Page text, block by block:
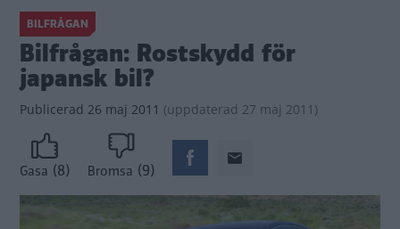
BILFRÅGAN
Bilfrågan: Rostskydd för
japansk bil?
Publicerad 26 maj 2011 (uppdaterad 27 maj 2011)
Gasa (8) Bromsa (9)